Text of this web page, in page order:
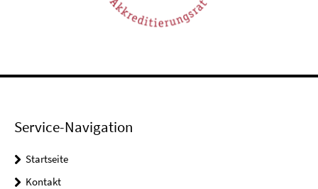
Service-Navigation
Startseite
Kontakt